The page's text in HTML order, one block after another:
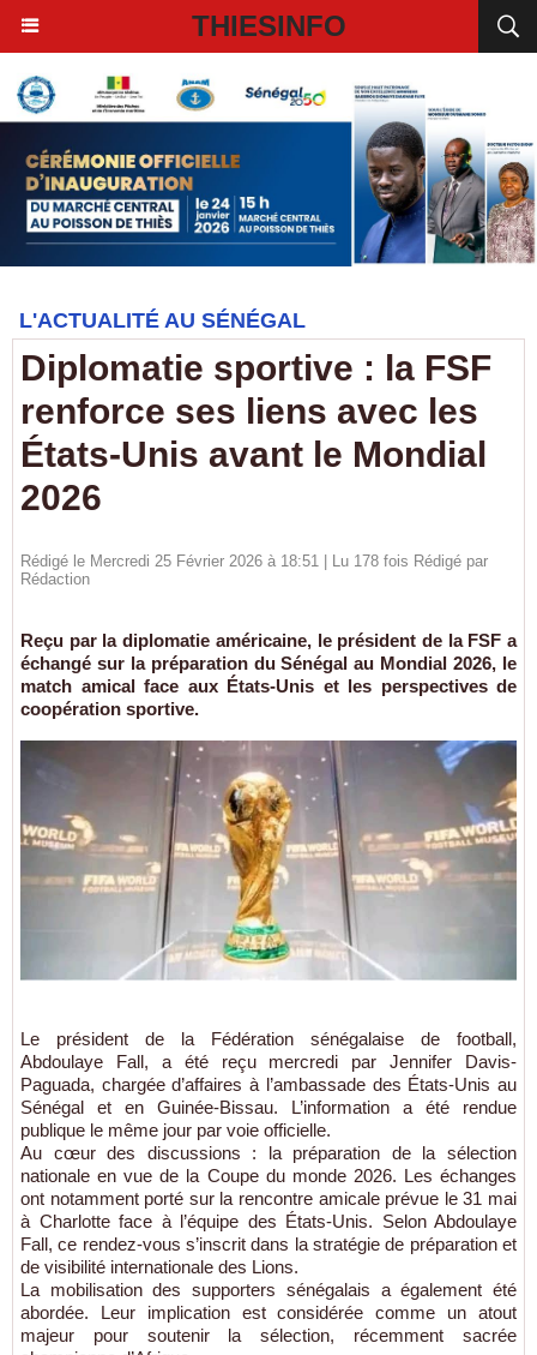
THIESINFO
L'ACTUALITÉ AU SÉNÉGAL
Diplomatie sportive : la FSF
renforce ses liens avec les
États-Unis avant le Mondial
2026
Rédigé le Mercredi 25 Février 2026 à 18:51 | Lu 178 fois Rédigé par
Rédaction
Reçu par la diplomatie américaine, le président de la FSF a
échangé sur la préparation du Sénégal au Mondial 2026, le
match amical face aux États-Unis et les perspectives de
coopération sportive.
Le président de la Fédération sénégalaise de football,
Abdoulaye Fall, a été reçu mercredi par Jennifer Davis-
Paguada, chargée d’affaires à l’ambassade des États-Unis au
Sénégal et en Guinée-Bissau. L’information a été rendue
publique le même jour par voie officielle.
Au cœur des discussions : la préparation de la sélection
nationale en vue de la Coupe du monde 2026. Les échanges
ont notamment porté sur la rencontre amicale prévue le 31 mai
à Charlotte face à l’équipe des États-Unis. Selon Abdoulaye
Fall, ce rendez-vous s’inscrit dans la stratégie de préparation et
de visibilité internationale des Lions.
La mobilisation des supporters sénégalais a également été
abordée. Leur implication est considérée comme un atout
majeur pour soutenir la sélection, récemment sacrée